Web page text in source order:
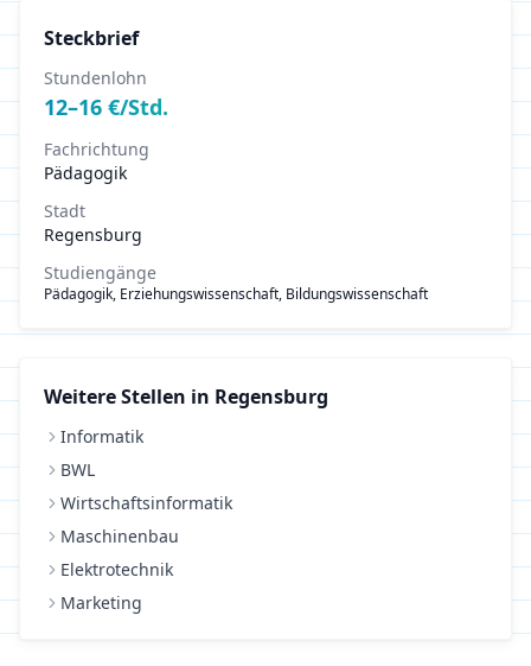
Steckbrief
Stundenlohn
12–16 €/Std.
Fachrichtung
Pädagogik
Stadt
Regensburg
Studiengänge
Pädagogik, Erziehungswissenschaft, Bildungswissenschaft
Weitere Stellen in Regensburg
Informatik
BWL
Wirtschaftsinformatik
Maschinenbau
Elektrotechnik
Marketing